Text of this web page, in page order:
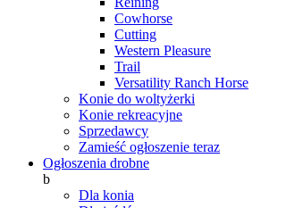
Cowhorse
Cutting
Western Pleasure
Trail
Versatility Ranch Horse
Konie do woltyżerki
Konie rekreacyjne
Sprzedawcy
Zamieść ogłoszenie teraz
Ogłoszenia drobne
b
Dla konia